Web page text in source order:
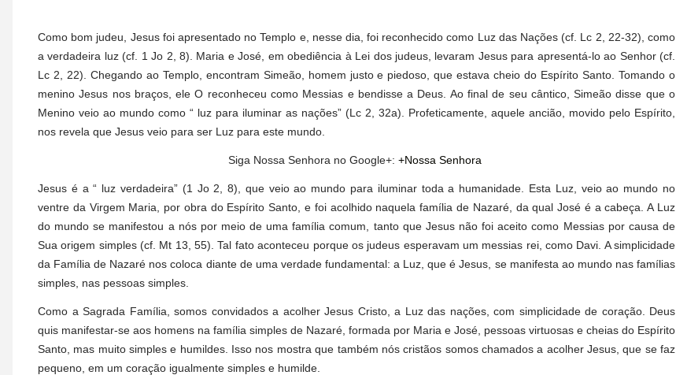
Como bom judeu, Jesus foi apresentado no Templo e, nesse dia, foi reconhecido como Luz das Nações (cf. Lc 2, 22-32), como
a verdadeira luz (cf. 1 Jo 2, 8). Maria e José, em obediência à Lei dos judeus, levaram Jesus para apresentá-lo ao Senhor (cf.
Lc 2, 22). Chegando ao Templo, encontram Simeão, homem justo e piedoso, que estava cheio do Espírito Santo. Tomando o
menino Jesus nos braços, ele O reconheceu como Messias e bendisse a Deus. Ao final de seu cântico, Simeão disse que o
Menino veio ao mundo como “ luz para iluminar as nações” (Lc 2, 32a). Profeticamente, aquele ancião, movido pelo Espírito,
nos revela que Jesus veio para ser Luz para este mundo.
Siga Nossa Senhora no Google+: +Nossa Senhora
Jesus é a “ luz verdadeira” (1 Jo 2, 8), que veio ao mundo para iluminar toda a humanidade. Esta Luz, veio ao mundo no
ventre da Virgem Maria, por obra do Espírito Santo, e foi acolhido naquela família de Nazaré, da qual José é a cabeça. A Luz
do mundo se manifestou a nós por meio de uma família comum, tanto que Jesus não foi aceito como Messias por causa de
Sua origem simples (cf. Mt 13, 55). Tal fato aconteceu porque os judeus esperavam um messias rei, como Davi. A simplicidade
da Família de Nazaré nos coloca diante de uma verdade fundamental: a Luz, que é Jesus, se manifesta ao mundo nas famílias
simples, nas pessoas simples.
Como a Sagrada Família, somos convidados a acolher Jesus Cristo, a Luz das nações, com simplicidade de coração. Deus
quis manifestar-se aos homens na família simples de Nazaré, formada por Maria e José, pessoas virtuosas e cheias do Espírito
Santo, mas muito simples e humildes. Isso nos mostra que também nós cristãos somos chamados a acolher Jesus, que se faz
pequeno, em um coração igualmente simples e humilde.